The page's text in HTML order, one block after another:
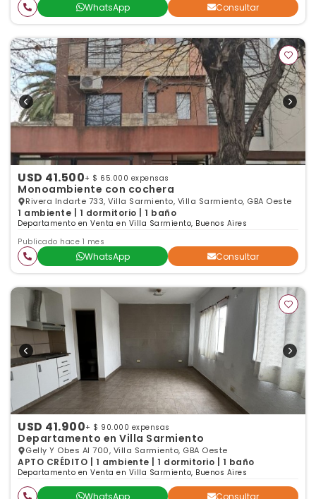
WhatsApp Consultar
USD 41.500+ $ 65.000 expensas
Monoambiente con cochera
Rivera Indarte 733, Villa Sarmiento, Villa Sarmiento, GBA Oeste
1 ambiente | 1 dormitorio | 1 baño
Departamento en Venta en Villa Sarmiento, Buenos Aires
Publicado hace 1 mes
WhatsApp Consultar
USD 41.900+ $ 90.000 expensas
Departamento en Villa Sarmiento
Gelly Y Obes Al 700, Villa Sarmiento, GBA Oeste
APTO CRÉDITO | 1 ambiente | 1 dormitorio | 1 baño
Departamento en Venta en Villa Sarmiento, Buenos Aires
WhatsApp Consultar